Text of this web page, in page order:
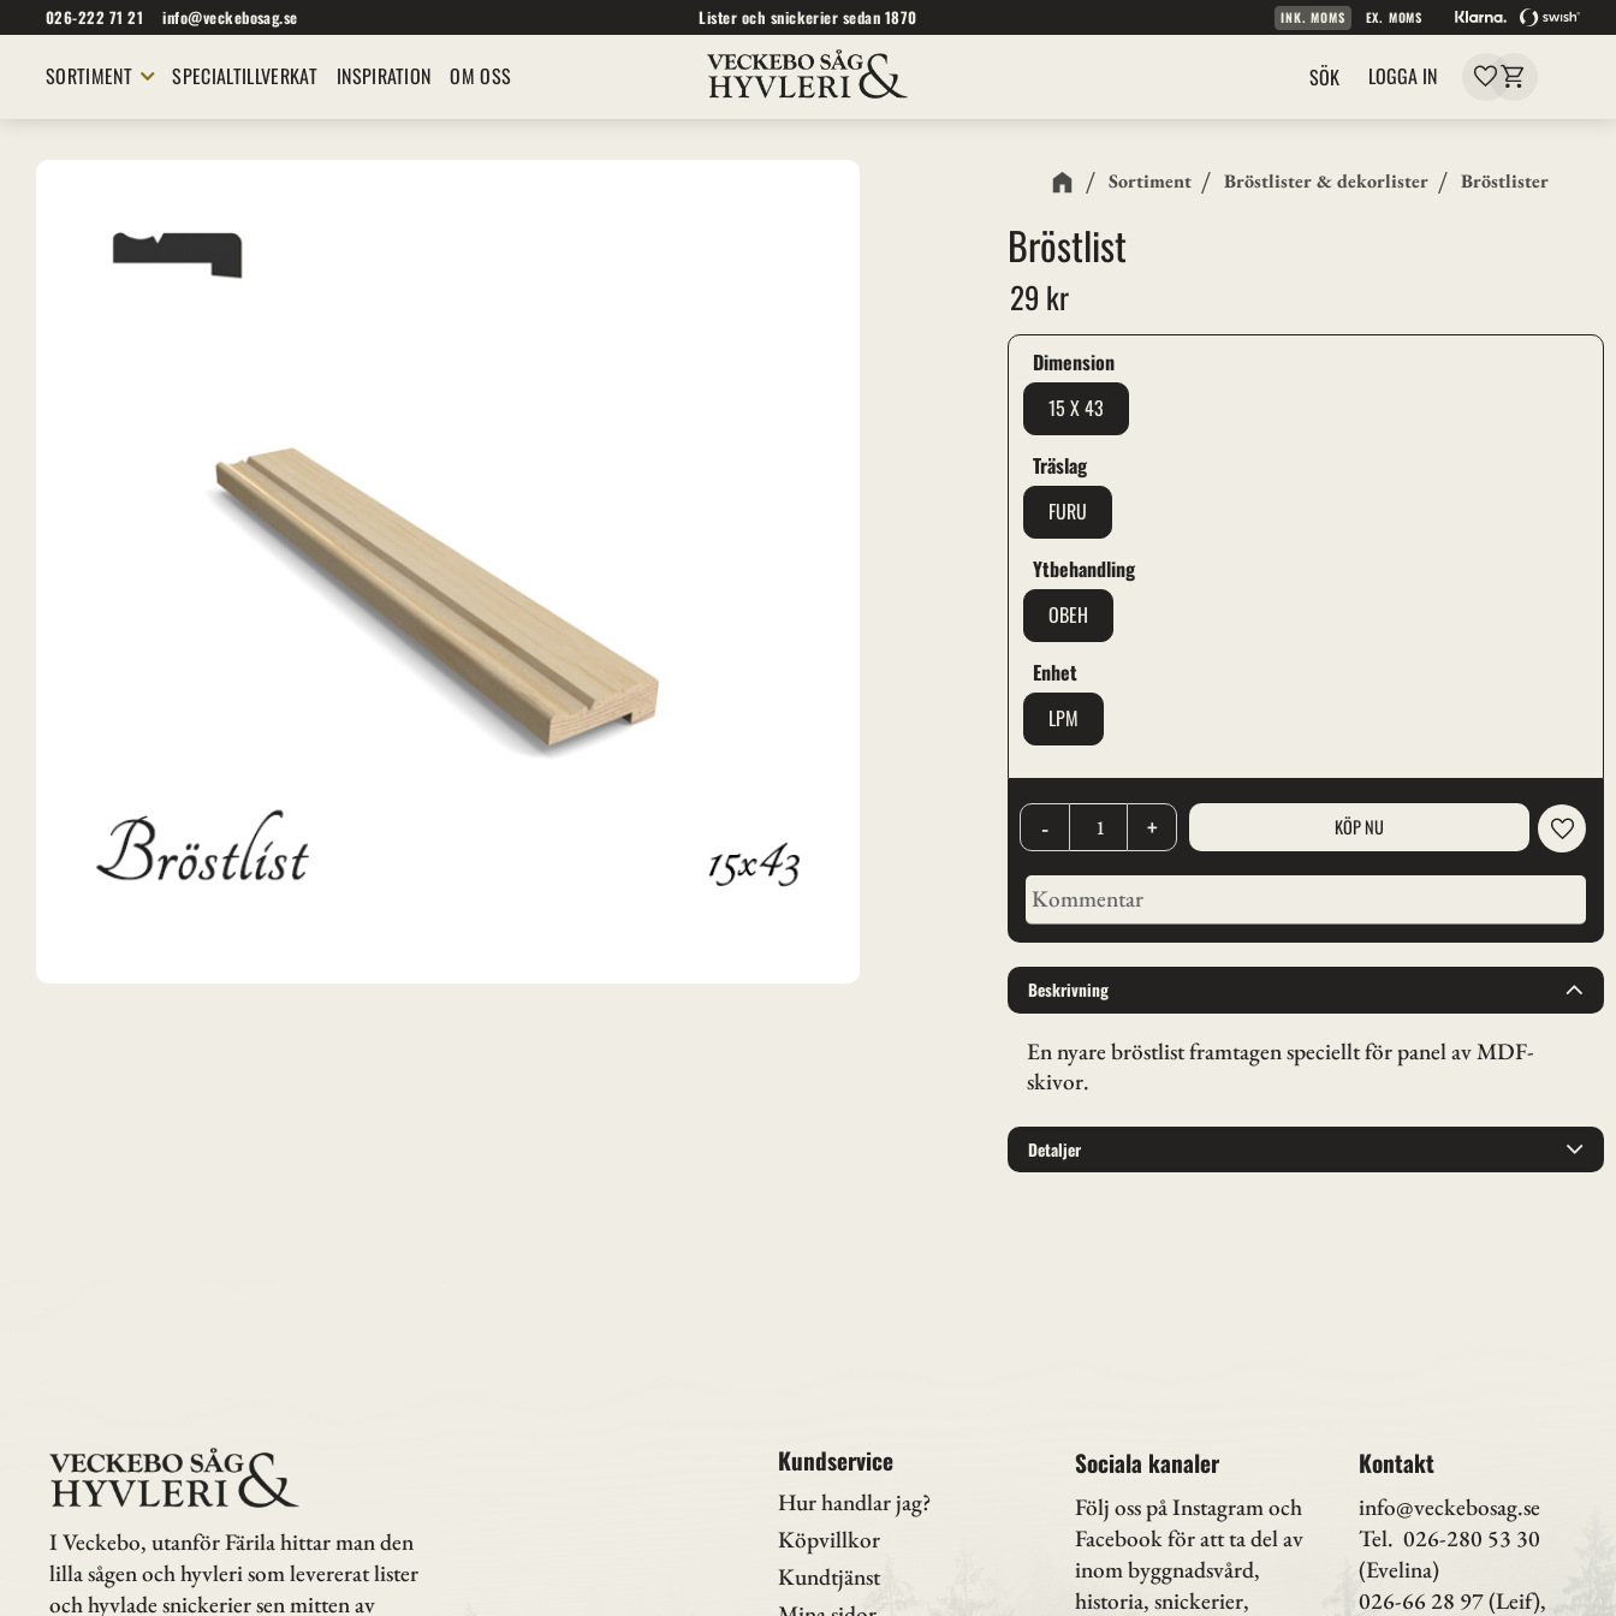
026-222 71 21 info@veckebosag.se Lister och snickerier sedan 1870 INK. MOMS EX. MOMS
SORTIMENT SPECIALTILLVERKAT INSPIRATION OM OSS SÖK LOGGA IN
Favoriter
Sortiment Bröstlister & dekorlister Bröstlister
Bröstlist
29 kr
+
- Lägg
Dimension
15 X 43
Träslag
FURU
Ytbehandling
OBEH
Enhet
LPM
Beskrivning
En nyare bröstlist framtagen speciellt för panel av MDF-
skivor.
Detaljer
I Veckebo, utanför Färila hittar man den
lilla sågen och hyvleri som levererat lister
och hyvlade snickerier sen mitten av
Kundservice
Hur handlar jag?
Köpvillkor
Kundtjänst
Sociala kanaler
Följ oss på Instagramoch
Facebook för att ta del av
inom byggnadsvård,
historia, snickerier,
Kontakt
info@veckebosag.se
Tel. 026-280 53 30
(Evelina)
026-66 28 97 (Leif),